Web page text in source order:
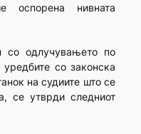
оспорена нивната
со одлучувањето по
со законска
на судиите што се
се утврди следниот